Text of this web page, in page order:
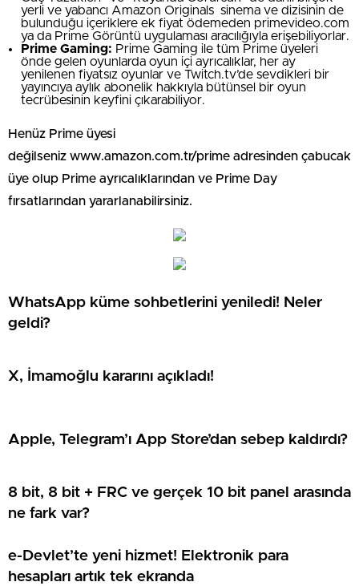
yerli ve yabancı Amazon Originals sinema ve dizisinin de
bulunduğu içeriklere ek fiyat ödemeden primevideo.com
ya da Prime Görüntü uygulaması aracılığıyla erişebiliyorlar.
Prime Gaming: Prime Gaming ile tüm Prime üyeleri
önde gelen oyunlarda oyun içi ayrıcalıklar, her ay
yenilenen fiyatsız oyunlar ve Twitch.tv’de sevdikleri bir
yayıncıya aylık abonelik hakkıyla bütünsel bir oyun
tecrübesinin keyfini çıkarabiliyor.
Henüz Prime üyesi
değilseniz www.amazon.com.tr/prime adresinden çabucak
üye olup Prime ayrıcalıklarından ve Prime Day
fırsatlarından yararlanabilirsiniz.
WhatsApp küme sohbetlerini yeniledi! Neler
geldi?
X, İmamoğlu kararını açıkladı!
Apple, Telegram’ı App Store’dan sebep kaldırdı?
8 bit, 8 bit + FRC ve gerçek 10 bit panel arasında
ne fark var?
e-Devlet’te yeni hizmet! Elektronik para
hesapları artık tek ekranda